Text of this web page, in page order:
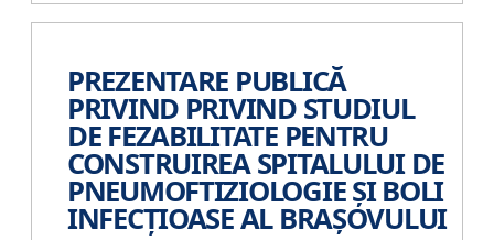
PREZENTARE PUBLICĂ
PRIVIND PRIVIND STUDIUL
DE FEZABILITATE PENTRU
CONSTRUIREA SPITALULUI DE
PNEUMOFTIZIOLOGIE ȘI BOLI
INFECȚIOASE AL BRAȘOVULUI